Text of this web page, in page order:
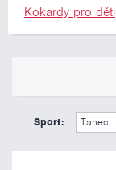
Kokardy pro děti
45 Kč
Sport: Tanec